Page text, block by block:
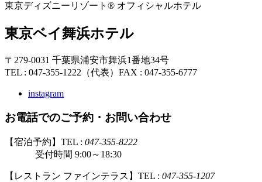
東京ディズニーリゾート® オフィシャルホテル
東京ベイ舞浜ホテル
〒279-0031 千葉県浦安市舞浜1番地34号
TEL : 047-355-1222（代表） FAX : 047-355-6777
instagram
お電話でのご予約・お問い合わせ
【宿泊予約】TEL : 047-355-8222
受付時間 9:00～18:30
【レストラン ファインテラス】TEL : 047-355-1207